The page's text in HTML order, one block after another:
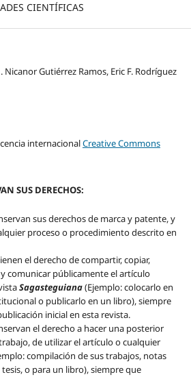
CIENTÍFICAS
Nicanor Gutiérrez Ramos, Eric F. Rodríguez
internacionalCreative Commons
SUS DERECHOS:
sus derechos de marca y patente, y
proceso o procedimiento descrito en
el derecho de compartir, copiar,
comunicar públicamente el artículo
Sagasteguiana(Ejemplo: colocarlo en
o publicarlo en un libro), siempre
inicial en esta revista.
el derecho a hacer una posterior
de utilizar el artículo o cualquier
compilación de sus trabajos, notas
o para un libro), siempre que